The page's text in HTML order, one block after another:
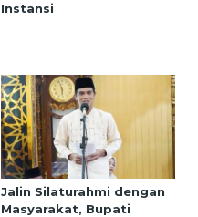
Instansi
Jalin Silaturahmi dengan
Masyarakat, Bupati